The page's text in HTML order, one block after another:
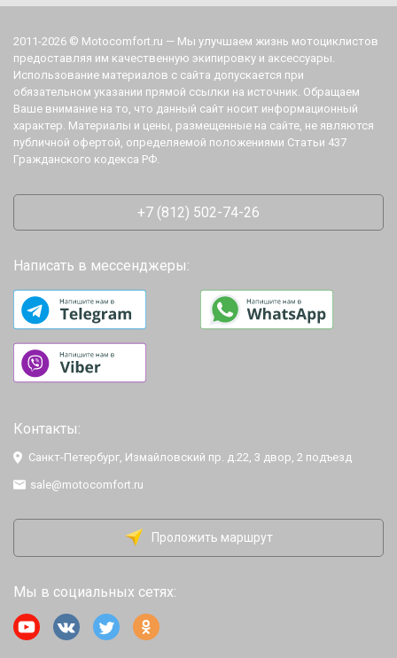
2011-2026 © Motocomfort.ru — Мы улучшаем жизнь мотоциклистов
предоставляя им качественную экипировку и аксессуары.
Использование материалов с сайта допускается при
обязательном указании прямой ссылки на источник. Обращаем
Ваше внимание на то, что данный сайт носит информационный
характер. Материалы и цены, размещенные на сайте, не являются
публичной офертой, определяемой положениями Статьи 437
Гражданского кодекса РФ.
+7 (812) 502-74-26
Написать в мессенджеры:
Контакты:
Санкт-Петербург, Измайловский пр. д.22, 3 двор, 2 подъезд
sale@motocomfort.ru
Проложить маршрут
Мы в социальных сетях: